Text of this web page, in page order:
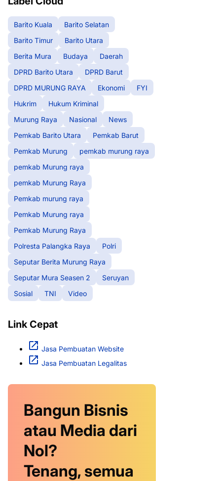
Barito Kuala
Barito Selatan
Barito Timur
Barito Utara
Berita Mura
Budaya
Daerah
DPRD Barito Utara
DPRD Barut
DPRD MURUNG RAYA
Ekonomi
FYI
Hukrim
Hukum Kriminal
Murung Raya
Nasional
News
Pemkab Barito Utara
Pemkab Barut
Pemkab Murung
pemkab murung raya
pemkab Murung raya
pemkab Murung Raya
Pemkab murung raya
Pemkab Murung raya
Pemkab Murung Raya
Polresta Palangka Raya
Polri
Seputar Berita Murung Raya
Seputar Mura Seasen 2
Seruyan
Sosial
TNI Video
Link Cepat
Jasa Pembuatan Website
Jasa Pembuatan Legalitas
Bangun Bisnis
atau Media dari
Nol?
Tenang, semua